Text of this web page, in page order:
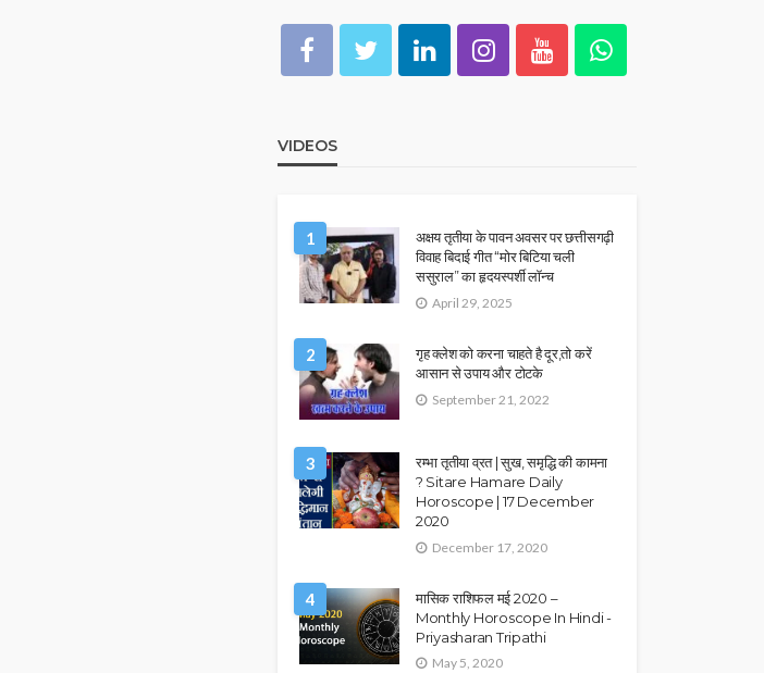
VIDEOS
1
अक्षय तृतीया के पावन अवसर पर छत्तीसगढ़ी
विवाह बिदाई गीत “मोर बिटिया चली
ससुराल” का हृदयस्पर्शी लॉन्च
April 29, 2025
2
गृह क्लेश को करना चाहते है दूर,तो करें
आसान से उपाय और टोटके
September 21, 2022
3
रम्भा तृतीया व्रत | सुख, समृद्धि की कामना
? Sitare Hamare Daily
Horoscope | 17 December
2020
December 17, 2020
4
मासिक राशिफल मई 2020 –
Monthly Horoscope In Hindi -
Priyasharan Tripathi
May 5, 2020